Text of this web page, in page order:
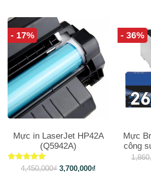
- 17%
Mực in LaserJet HP42A
(Q5942A)
Được xếp
hạng
4,450,000₫ 3,700,000₫
- 36%
Mực
công